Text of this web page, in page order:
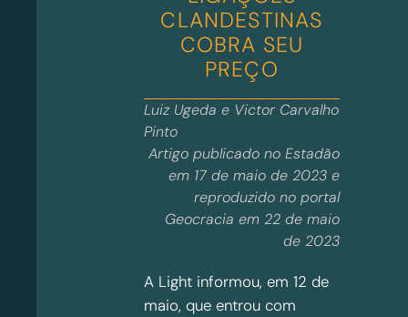
CLANDESTINAS
COBRA SEU
PREÇO
Luiz Ugeda e Victor Carvalho
Pinto
Artigo publicado no Estadão
em 17 de maio de 2023 e
reproduzido no portal
Geocracia em 22 de maio
de 2023
A Light informou, em 12 de
maio, que entrou com